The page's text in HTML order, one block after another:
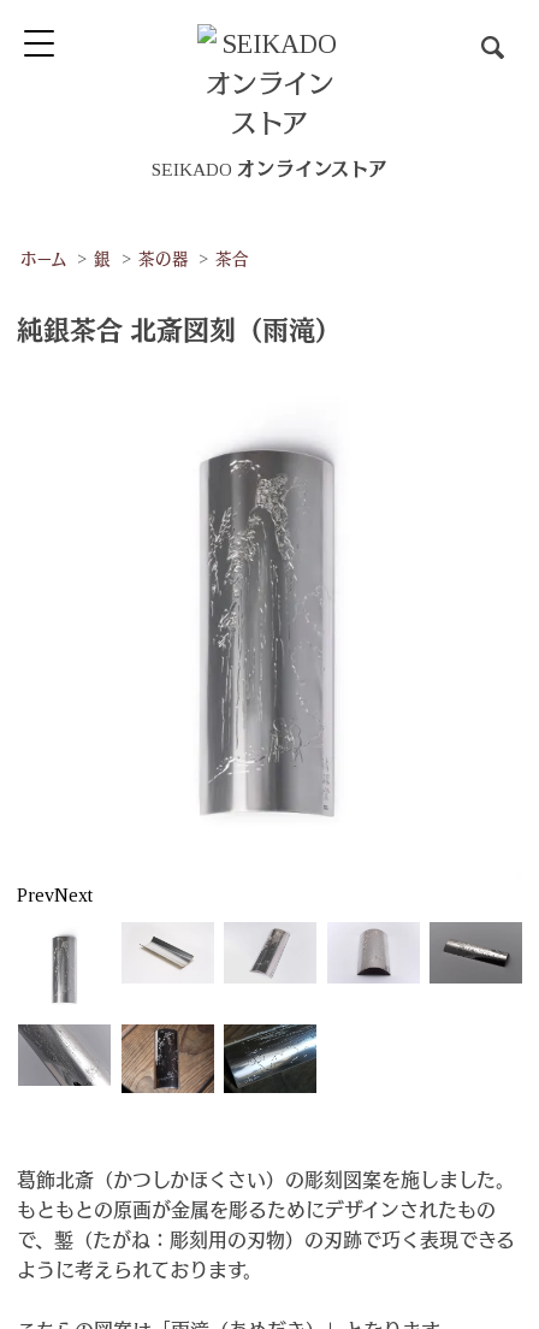
SEIKADO オンラインストア
ホーム > 銀 > 茶の器 > 茶合
純銀茶合 北斎図刻（雨滝）
PrevNext
葛飾北斎（かつしかほくさい）の彫刻図案を施しました。
もともとの原画が金属を彫るためにデザインされたもの
で、鏨（たがね：彫刻用の刃物）の刃跡で巧く表現できる
ように考えられております。